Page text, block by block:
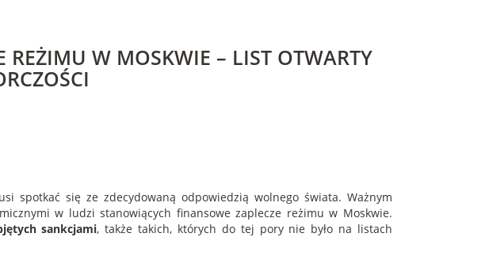
REŻIMU W MOSKWIE – LIST OTWARTY
spotkać się ze zdecydowaną odpowiedzią wolnego świata. Ważnym
w ludzi stanowiących finansowe zaplecze reżimu w Moskwie.
sankcjami, także takich, których do tej pory nie było na listach